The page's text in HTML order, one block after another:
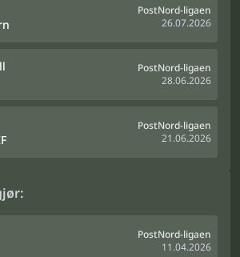
PostNord-ligaen
26.07.2026
PostNord-ligaen
28.06.2026
PostNord-ligaen
21.06.2026
PostNord-ligaen
11.04.2026